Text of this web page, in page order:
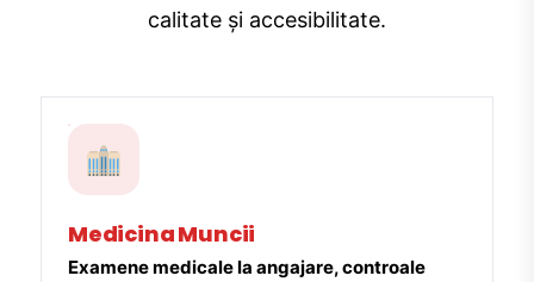
calitate și accesibilitate.
Medicina Muncii
Examene medicale la angajare, controale